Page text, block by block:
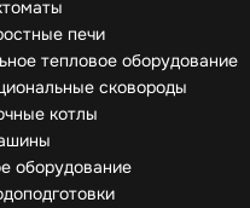
печи
тепловое оборудование
сковороды
котлы
оборудование